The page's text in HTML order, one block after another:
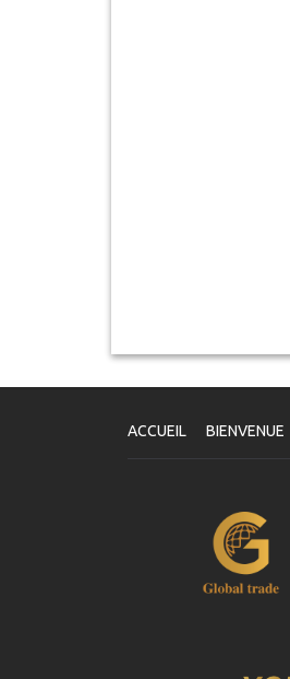
ACCUEIL BIENVENUE